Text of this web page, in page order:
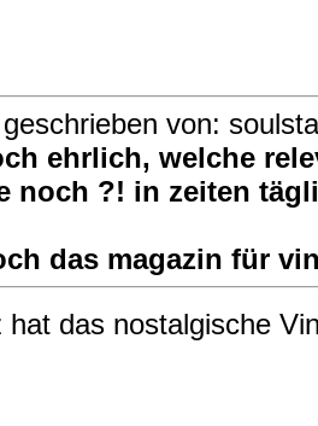
von:
ehrlich, welche
noch ?! in zeiten
das magazin für
hat das nostalgische